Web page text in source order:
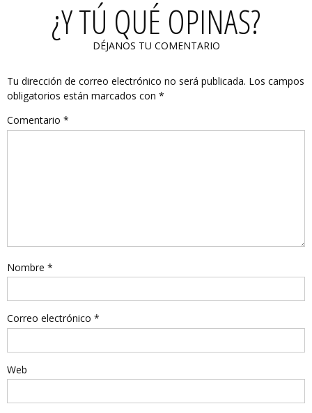
¿Y TÚ QUÉ OPINAS?
DÉJANOS TU COMENTARIO
Tu dirección de correo electrónico no será publicada. Los campos
obligatorios están marcados con *
Comentario *
Nombre *
Correo electrónico *
Web